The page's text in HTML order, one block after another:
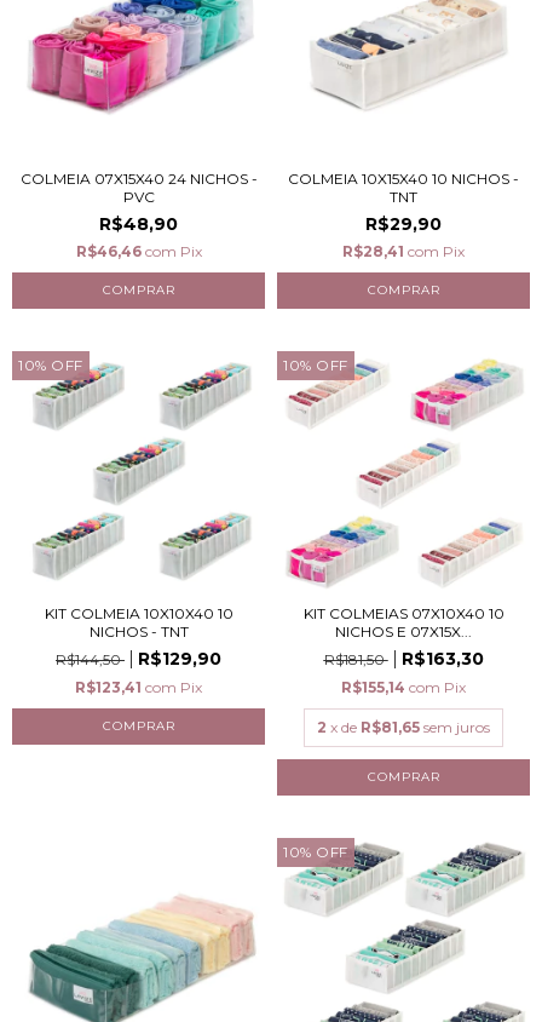
COLMEIA 07X15X40 24 NICHOS -
PVC
R$48,90
R$46,46 com Pix
COLMEIA 10X15X40 10 NICHOS -
TNT
R$29,90
R$28,41 com Pix
10% OFF
KIT COLMEIA 10X10X40 10
NICHOS - TNT
R$144,50
R$129,90
R$123,41 com Pix
10% OFF
KIT COLMEIAS 07X10X40 10
NICHOS E 07X15X...
R$181,50
R$163,30
R$155,14 com Pix
2 x de R$81,65 sem juros
10% OFF